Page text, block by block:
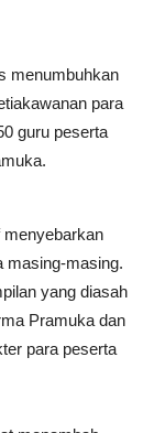
menumbuhkan
para
guru peserta
menyebarkan
masing-masing.
yang diasah
Pramuka dan
para peserta